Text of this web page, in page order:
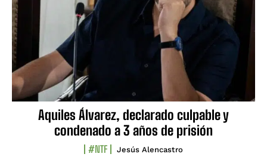
Aquiles Álvarez, declarado culpable y
condenado a 3 años de prisión
#NTF Jesús Alencastro